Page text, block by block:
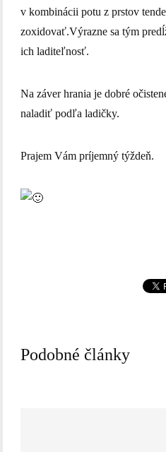
v kombinácii potu z prstov
zoxidovať.Výrazne sa tým
ich laditeľnosť.
Na záver hrania je dobré
naladiť podľa ladičky.
Prajem Vám príjemný týždeň.
Podobné články